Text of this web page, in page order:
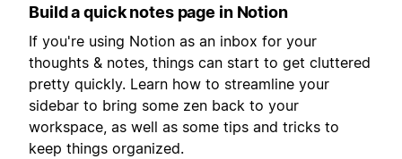
Build a quick notes page in Notion
If you're using Notion as an inbox for your
thoughts & notes, things can start to get cluttered
pretty quickly. Learn how to streamline your
sidebar to bring some zen back to your
workspace, as well as some tips and tricks to
keep things organized.